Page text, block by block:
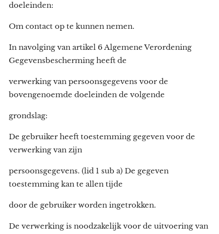
doeleinden:
Om contact op te kunnen nemen.
In navolging van artikel 6 Algemene Verordening
Gegevensbescherming heeft de
verwerking van persoonsgegevens voor de
bovengenoemde doeleinden de volgende
grondslag:
De gebruiker heeft toestemming gegeven voor de
verwerking van zijn
persoonsgegevens. (lid 1 sub a) De gegeven
toestemming kan te allen tijde
door de gebruiker worden ingetrokken.
De verwerking is noodzakelijk voor de uitvoering van